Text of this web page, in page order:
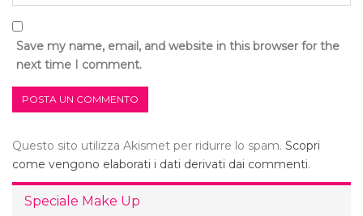
Save my name, email, and website in this browser for the
next time I comment.
Questo sito utilizza Akismet per ridurre lo spam. Scopri
come vengono elaborati i dati derivati dai commenti.
Speciale Make Up